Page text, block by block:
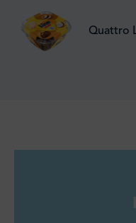
Quattro